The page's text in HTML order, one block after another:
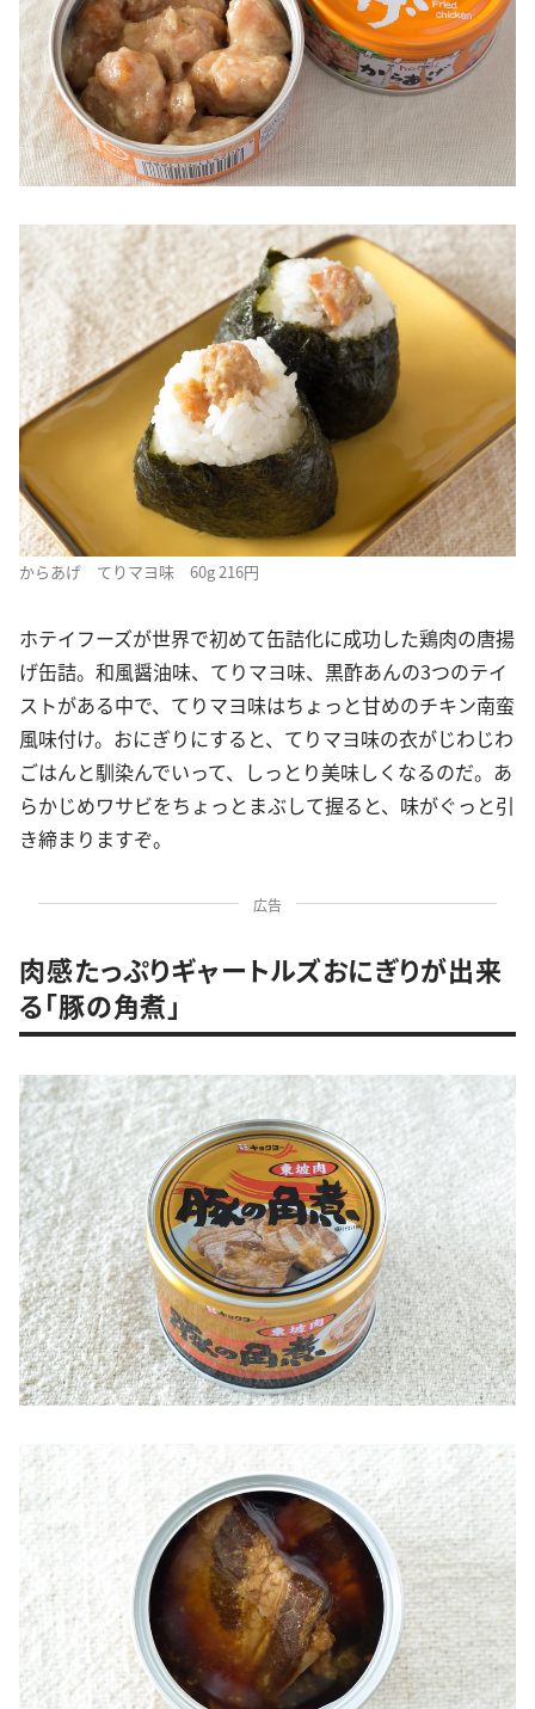
からあげ てりマヨ味 60g 216円
ホテイフーズが世界で初めて缶詰化に成功した鶏肉の唐揚
げ缶詰。和風醤油味、てりマヨ味、黒酢あんの3つのテイ
ストがある中で、てりマヨ味はちょっと甘めのチキン南蛮
風味付け。おにぎりにすると、てりマヨ味の衣がじわじわ
ごはんと馴染んでいって、しっとり美味しくなるのだ。あ
らかじめワサビをちょっとまぶして握ると、味がぐっと引
き締まりますぞ。
広告
肉感たっぷりギャートルズおにぎりが出来
る「豚の角煮」